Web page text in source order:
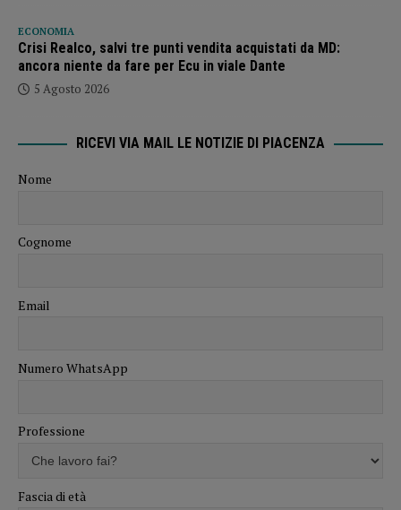
ECONOMIA
Crisi Realco, salvi tre punti vendita acquistati da MD:
ancora niente da fare per Ecu in viale Dante
5 Agosto 2026
RICEVI VIA MAIL LE NOTIZIE DI PIACENZA
Nome
Cognome
Email
Numero WhatsApp
Professione
Fascia di età